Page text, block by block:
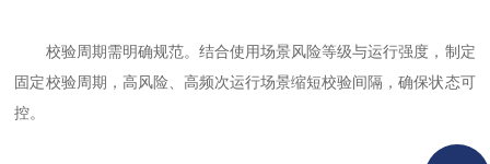
校验周期需明确规范。结合使用场景风险等级与运行强度，制定
固定校验周期，高风险、高频次运行场景缩短校验间隔，确保状态可
控。